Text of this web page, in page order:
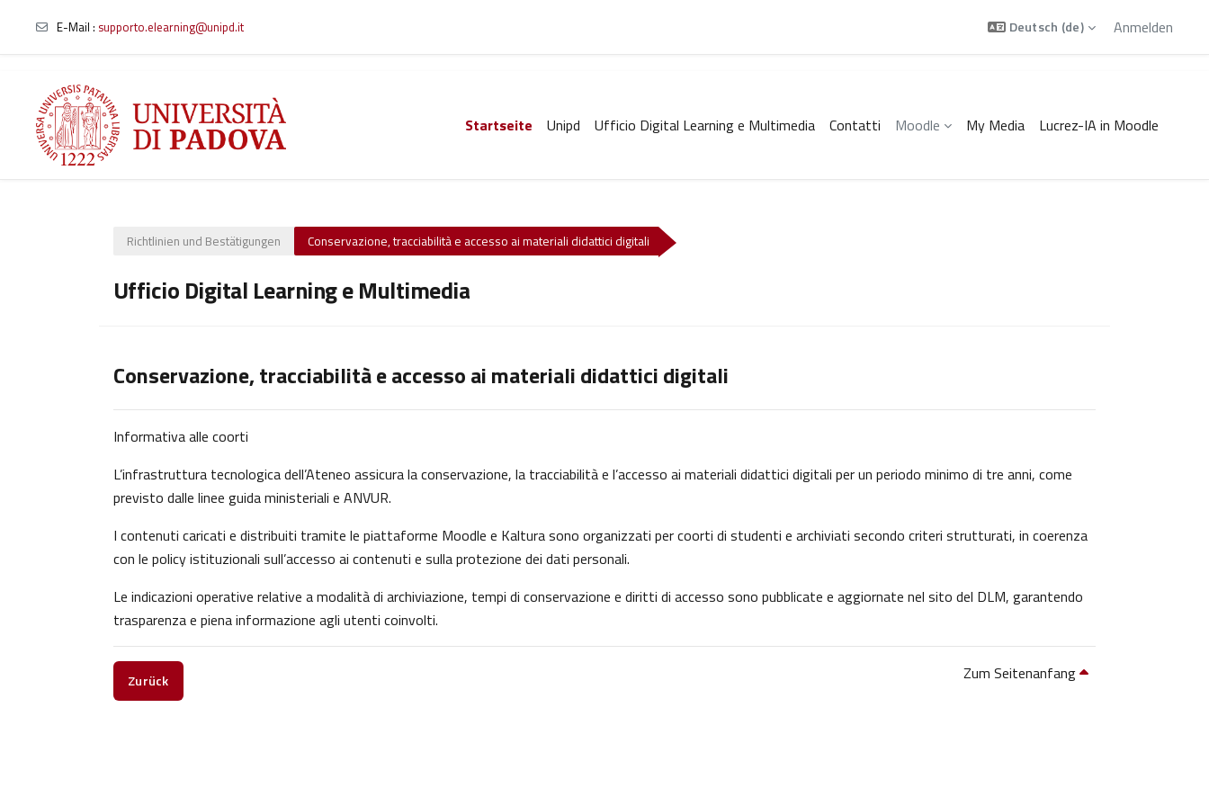
Zum Hauptinhalt
E-Mail : supporto.elearning@unipd.it Deutsch ‎(de)‎ Anmelden
Startseite Unipd Ufficio Digital Learning e Multimedia Contatti Moodle My Media Lucrez-IA in Moodle
Richtlinien und Bestätigungen Conservazione, tracciabilità e accesso ai materiali didattici digitali
Ufficio Digital Learning e Multimedia
Conservazione, tracciabilità e accesso ai materiali didattici digitali
Informativa alle coorti
L’infrastruttura tecnologica dell’Ateneo assicura la conservazione, la tracciabilità e l’accesso ai materiali didattici digitali per un periodo minimo di tre anni, come
previsto dalle linee guida ministeriali e ANVUR.
I contenuti caricati e distribuiti tramite le piattaforme Moodle e Kaltura sono organizzati per coorti di studenti e archiviati secondo criteri strutturati, in coerenza
con le policy istituzionali sull’accesso ai contenuti e sulla protezione dei dati personali.
Le indicazioni operative relative a modalità di archiviazione, tempi di conservazione e diritti di accesso sono pubblicate e aggiornate nel sito del DLM, garantendo
trasparenza e piena informazione agli utenti coinvolti.
Zurück Zum Seitenanfang